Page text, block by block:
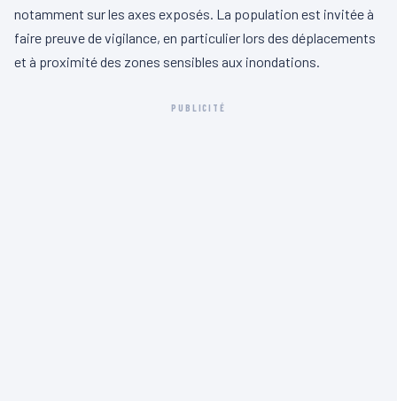
notamment sur les axes exposés. La population est invitée à
faire preuve de vigilance, en particulier lors des déplacements
et à proximité des zones sensibles aux inondations.
PUBLICITÉ